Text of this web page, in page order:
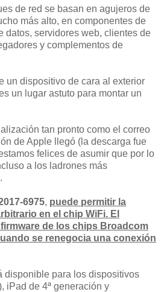
de red se basan en agujeros de
más alto, en componentes de
datos, servidores web, clientes de
y complementos de
un dispositivo de cara al exterior
un lugar astuto para montar un
tan pronto como el correo
de Apple llegó (la descarga fue
felices de asumir que por lo
a los ladrones más
6975, puede permitir la
en el chip WiFi. El
de los chips Broadcom
se renegocia una conexión
disponible para los dispositivos
iPad de 4ª generación y